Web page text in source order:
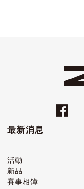
最新消息
活動
新品
賽事相簿